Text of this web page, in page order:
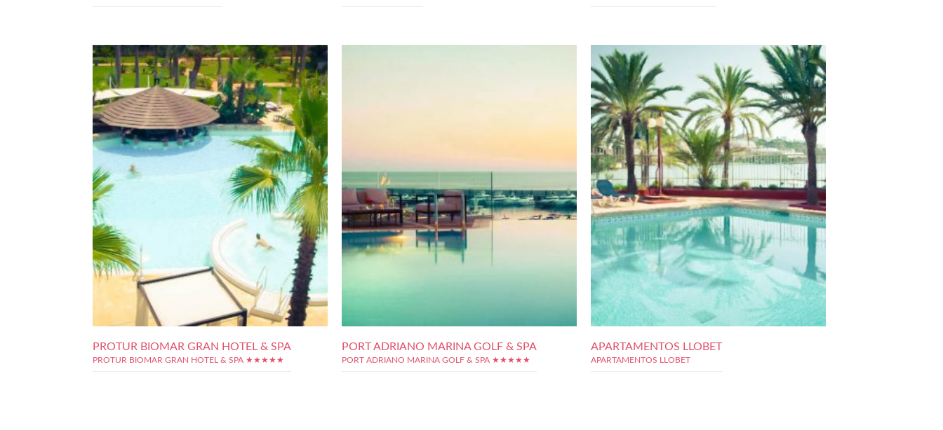
PROTUR BIOMAR GRAN HOTEL & SPA
PROTUR BIOMAR GRAN HOTEL & SPA ★★★★★
PORT ADRIANO MARINA GOLF & SPA
PORT ADRIANO MARINA GOLF & SPA ★★★★★
APARTAMENTOS LLOBET
APARTAMENTOS LLOBET